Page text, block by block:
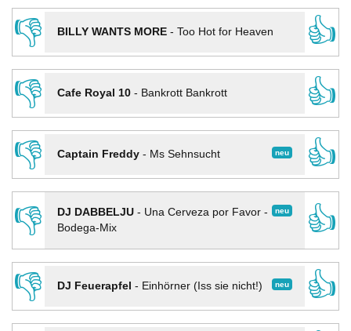
👎
BILLY WANTS MORE- Too Hot for Heaven
👍
👎
Cafe Royal 10- Bankrott Bankrott
👍
👎
neu
Captain Freddy- Ms Sehnsucht
👍
👎
neu
DJ DABBELJU- Una Cerveza por Favor -
Bodega-Mix
👍
👎
neu
DJ Feuerapfel - Einhörner (Iss sie nicht!)
👍